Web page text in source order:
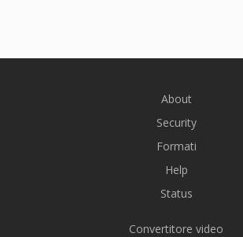
About
Security
Formati
Help
Status
Convertitore video